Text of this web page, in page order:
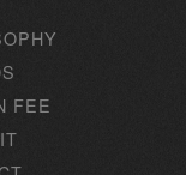
FEE